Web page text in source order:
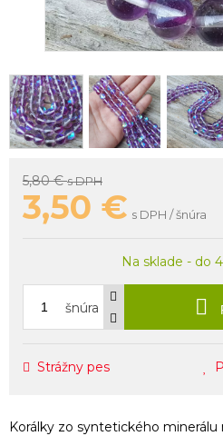
5,80 €s DPH
3,50 € s DPH / šnúra
Na sklade - do
šnúra
Strážny pes
Korálky zo syntetického